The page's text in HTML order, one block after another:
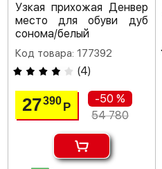
Узкая прихожая Денвер
место для обуви дуб
сонома/белый
Код товара: 177392
(4)
27390Р
-50 %
54 780